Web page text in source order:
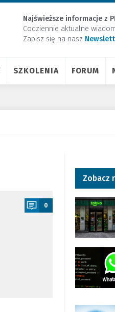
Najświeższe informacje z
Codziennie aktualne
Zapisz się na nasz
SZKOLENIA FORUM
0
Zobacz